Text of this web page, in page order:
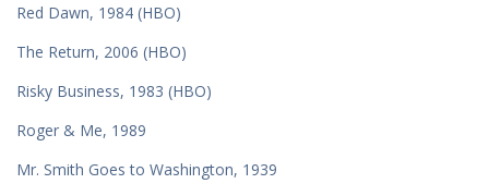
Red Dawn, 1984 (HBO)
The Return, 2006 (HBO)
Risky Business, 1983 (HBO)
Roger & Me, 1989
Mr. Smith Goes to Washington, 1939